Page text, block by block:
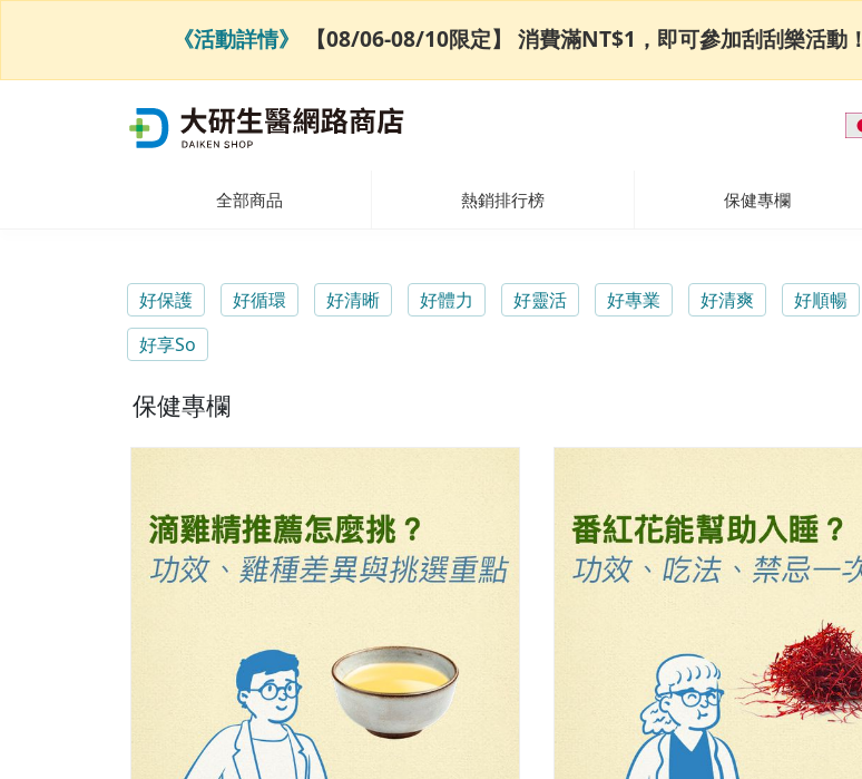
全部商品 熱銷排行榜 保健專欄
好保護 好循環 好清晰 好體力 好靈活 好專業 好清爽 好順暢
好享So
保健專欄
《活動詳情》 【08/06-08/10限定】 消費滿NT$1，即可參加刮刮樂活動！